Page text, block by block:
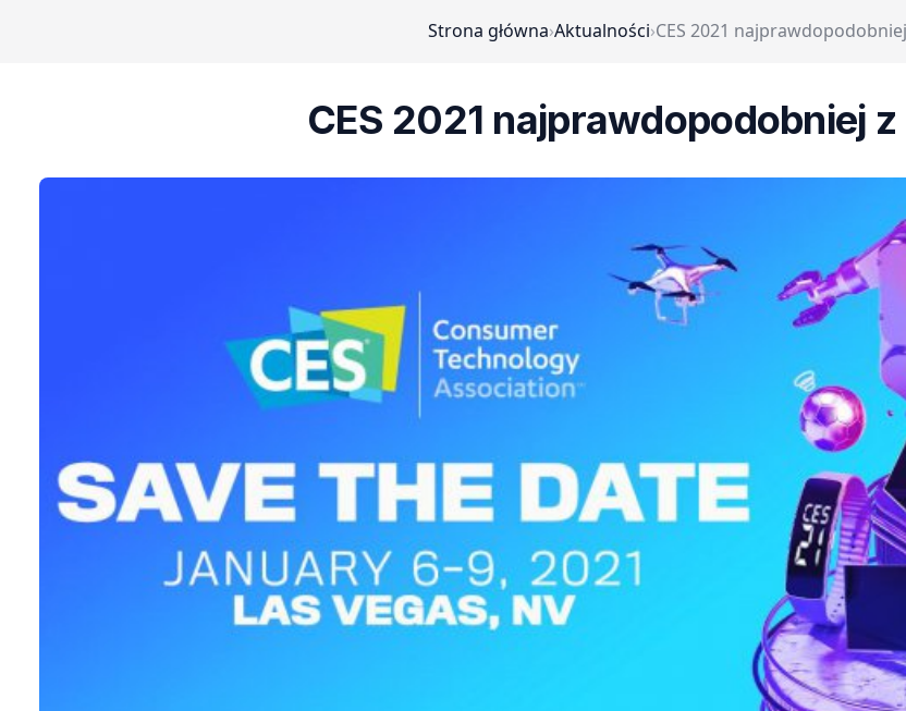
Strona główna›Aktualności›CES 2021
CES 2021 najprawdopodobniej